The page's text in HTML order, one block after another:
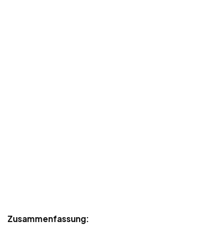
Zusammenfassung: